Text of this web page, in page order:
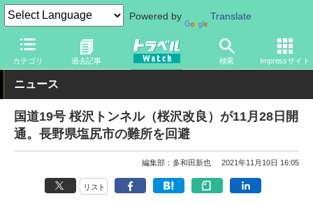
Powered by Translate
カテゴリ 過去記事 検索 Impressサイト
トラベル Watch 地域 国内旅行 甲信越
ニュース
国道19号 桜沢トンネル（桜沢改良）が11月28日開
通。長野県塩尻市の難所を回避
編集部：多和田新也 2021年11月10日 16:05
リスト